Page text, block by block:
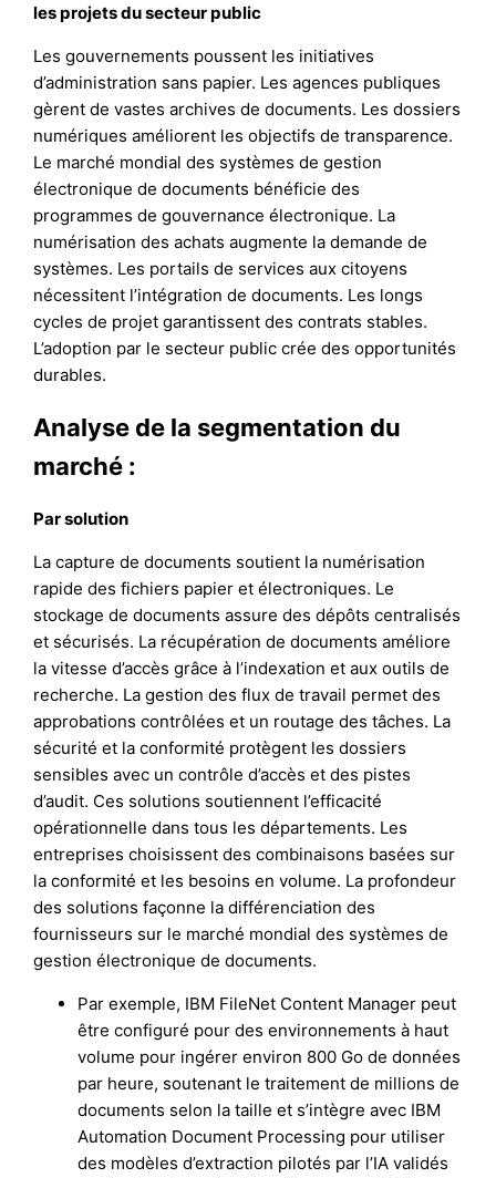
les projets du secteur public
Les gouvernements poussent les initiatives
d’administration sans papier. Les agences publiques
gèrent de vastes archives de documents. Les dossiers
numériques améliorent les objectifs de transparence.
Le marché mondial des systèmes de gestion
électronique de documents bénéficie des
programmes de gouvernance électronique. La
numérisation des achats augmente la demande de
systèmes. Les portails de services aux citoyens
nécessitent l’intégration de documents. Les longs
cycles de projet garantissent des contrats stables.
L’adoption par le secteur public crée des opportunités
durables.
Analyse de la segmentation du
marché :
Par solution
La capture de documents soutient la numérisation
rapide des fichiers papier et électroniques. Le
stockage de documents assure des dépôts centralisés
et sécurisés. La récupération de documents améliore
la vitesse d’accès grâce à l’indexation et aux outils de
recherche. La gestion des flux de travail permet des
approbations contrôlées et un routage des tâches. La
sécurité et la conformité protègent les dossiers
sensibles avec un contrôle d’accès et des pistes
d’audit. Ces solutions soutiennent l’efficacité
opérationnelle dans tous les départements. Les
entreprises choisissent des combinaisons basées sur
la conformité et les besoins en volume. La profondeur
des solutions façonne la différenciation des
fournisseurs sur le marché mondial des systèmes de
gestion électronique de documents.
Par exemple, IBM FileNet Content Manager peut
être configuré pour des environnements à haut
volume pour ingérer environ 800 Go de données
par heure, soutenant le traitement de millions de
documents selon la taille et s’intègre avec IBM
Automation Document Processing pour utiliser
des modèles d’extraction pilotés par l’IA validés